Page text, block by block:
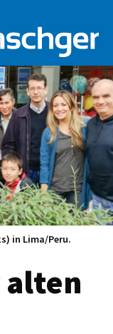
in Lima/Peru.
alten